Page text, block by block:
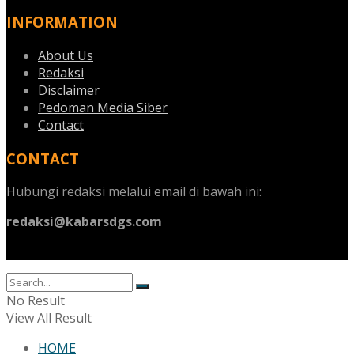
INFORMATION
About Us
Redaksi
Disclaimer
Pedoman Media Siber
Contact
CONTACT
Hubungi redaksi melalui email di bawah ini:
redaksi@kabarsdgs.com
No Result
View All Result
HOME